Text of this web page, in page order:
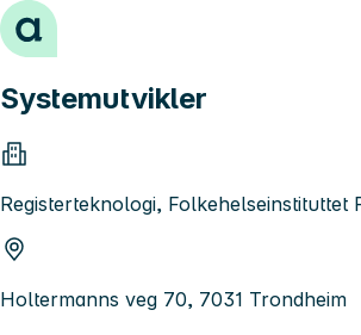
Hopp til innhold
Systemutvikler
Registerteknologi, Folkehelseinstituttet
Holtermanns veg 70, 7031 Trondheim